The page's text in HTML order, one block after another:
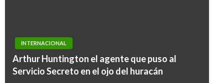
INTERNACIONAL
Arthur Huntington el agente que puso al
Servicio Secreto en el ojo del huracán